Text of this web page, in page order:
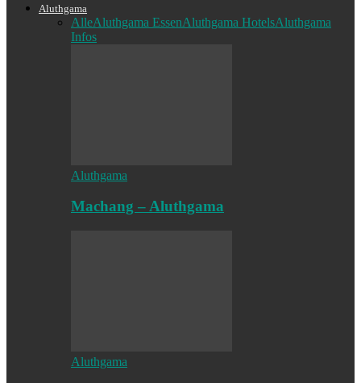
Aluthgama
AlleAluthgama EssenAluthgama HotelsAluthgama
Infos
Aluthgama
Machang – Aluthgama
Aluthgama